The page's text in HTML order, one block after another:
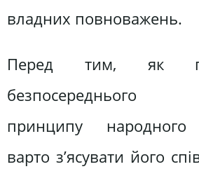
владних повноважень.
Перед тим, як
безпосереднього
принципу народного
варто з’ясувати його